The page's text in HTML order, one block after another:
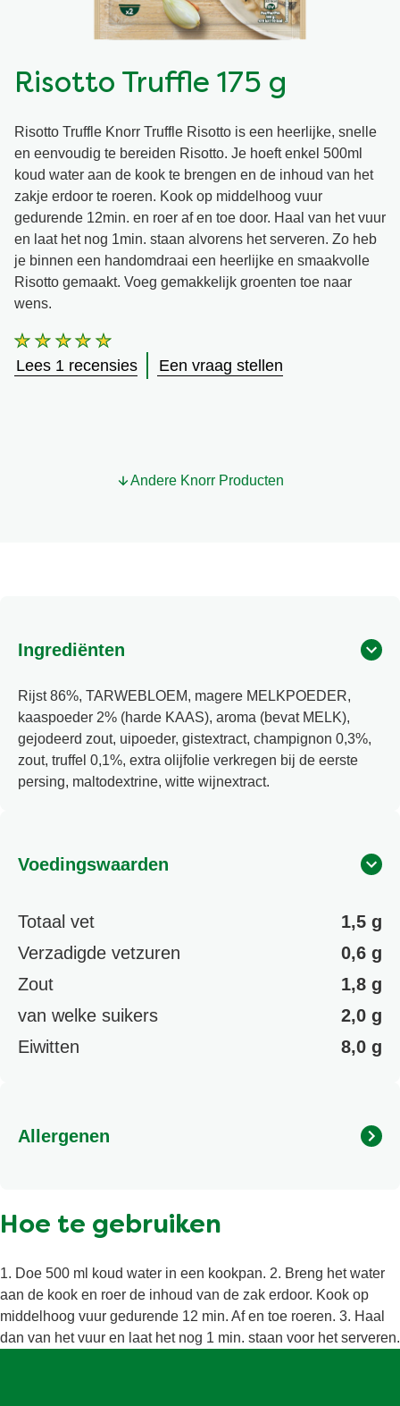
Vegetarisch
Ingrediënten
Groentewraps
Gelegenheden
Groentewraps
Kant en Klaar
Snackpots
Risotto Truffle 175 g
Risotto Truffle Knorr Truffle Risotto is een heerlijke, snelle
en eenvoudig te bereiden Risotto. Je hoeft enkel 500ml
koud water aan de kook te brengen en de inhoud van het
zakje erdoor te roeren. Kook op middelhoog vuur
gedurende 12min. en roer af en toe door. Haal van het vuur
en laat het nog 1min. staan alvorens het serveren. Zo heb
je binnen een handomdraai een heerlijke en smaakvolle
Risotto gemaakt. Voeg gemakkelijk groenten toe naar
wens.
De
gemiddelde
beoordeling
beoordelingen.
Lees 1 recensies Een vraag stellen
Andere Knorr Producten
Ingrediënten
Rijst 86%, TARWEBLOEM, magere MELKPOEDER,
kaaspoeder 2% (harde KAAS), aroma (bevat MELK),
gejodeerd zout, uipoeder, gistextract, champignon 0,3%,
zout, truffel 0,1%, extra olijfolie verkregen bij de eerste
persing, maltodextrine, witte wijnextract.
Voedingswaarden
Totaal vet
1,5 g
Verzadigde vetzuren
0,6 g
Zout
1,8 g
van welke suikers
2,0 g
Eiwitten
8,0 g
Allergenen
MOSTERD bevatten.
Hoe te gebruiken
1. Doe 500 ml koud water in een kookpan. 2. Breng het water
aan de kook en roer de inhoud van de zak erdoor. Kook op
middelhoog vuur gedurende 12 min. Af en toe roeren. 3. Haal
dan van het vuur en laat het nog 1 min. staan voor het serveren.